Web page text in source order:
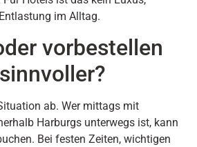
im Alltag.
vorbestellen
ab. Wer mittags mit
Harburgs unterwegs ist, kann
Bei festen Zeiten, wichtigen